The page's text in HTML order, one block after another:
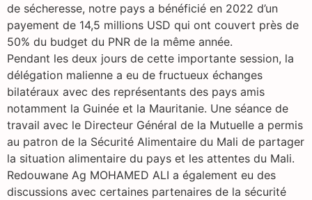
de sécheresse, notre pays a bénéficié en 2022 d’un
payement de 14,5 millions USD qui ont couvert près de
50% du budget du PNR de la même année.
Pendant les deux jours de cette importante session, la
délégation malienne a eu de fructueux échanges
bilatéraux avec des représentants des pays amis
notamment la Guinée et la Mauritanie. Une séance de
travail avec le Directeur Général de la Mutuelle a permis
au patron de la Sécurité Alimentaire du Mali de partager
la situation alimentaire du pays et les attentes du Mali.
Redouwane Ag MOHAMED ALI a également eu des
discussions avec certaines partenaires de la sécurité